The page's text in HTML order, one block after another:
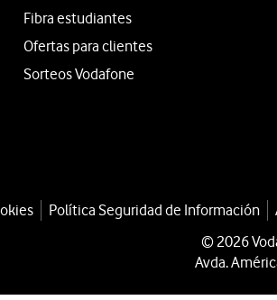
Fibra estudiantes
Ofertas para clientes
Sorteos Vodafone
Política Seguridad de Información
© 2026
Avda.